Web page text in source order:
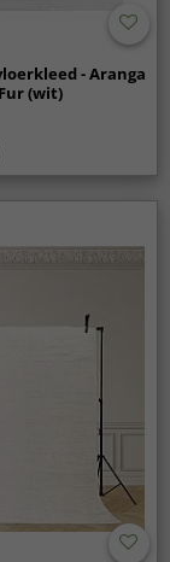
- Aranga
(wit)